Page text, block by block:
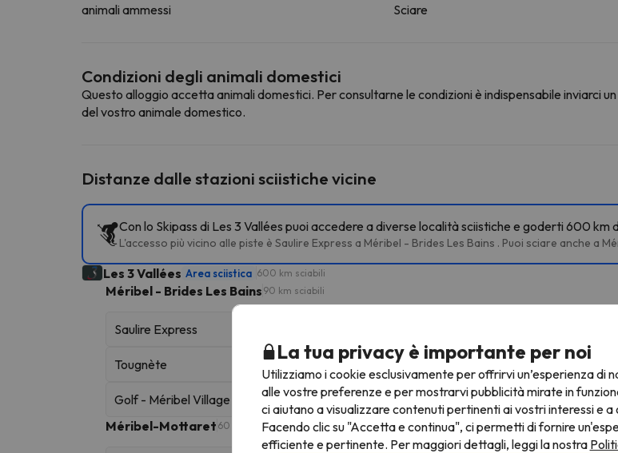
animali ammessi Sciare
Condizioni degli animali domestici
Questo alloggio accetta animali domestici. Per consultarne le condizioni è indispensabile inviarci
del vostro animale domestico.
Distanze dalle stazioni sciistiche vicine
Con lo Skipass di Les 3 Vallées puoi accedere a diverse località sciistiche e goderti 600 km
L'accesso più vicino alle piste è Saulire Express a Méribel - Brides Les Bains . Puoi sciare anche a
Les 3 Vallées Area sciistica 600 km sciabili
Méribel - Brides Les Bains 90 km sciabili
Saulire Express
Tougnète 2.3 km Olympe - Le
Golf - Méribel Village 7.4 km 21 min Télécabine
Méribel-Mottaret 60 km sciabili
La tua privacy è importante per noi
Utilizziamo i cookie esclusivamente per offrirvi un’esperienza di
alle vostre preferenze e per mostrarvi pubblicità mirate in
ci aiutano a visualizzare contenuti pertinenti ai vostri interessi e
Facendo clic su "Accetta e continua", ci permetti di fornire
efficiente e pertinente. Per maggiori dettagli, leggi la nostra